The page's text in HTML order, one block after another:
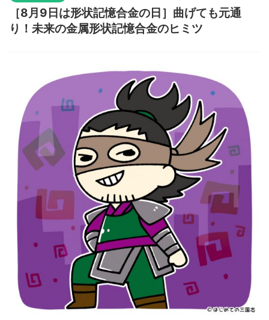
［8月9日は形状記憶合金の日］曲げても元通
り！未来の金属形状記憶合金のヒミツ